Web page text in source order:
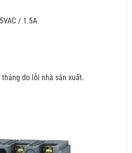
/ 1.5A
do lỗi nhà sản xuất.